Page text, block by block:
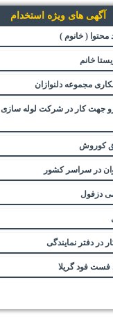
آگهی های ویژه استخدام
محتوا ( خانوم )
خانم
مجموعه دلنوازان
جهت کار در شرکت لوله سازی
کوروش
در سراسر کشور
دزفول
در دفتر نمایندگی
فست فود گریلا